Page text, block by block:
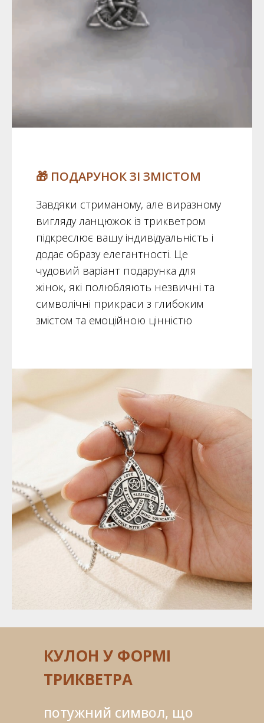
🎁 ПОДАРУНОК ЗІ ЗМІСТОМ
Завдяки стриманому, але виразному
вигляду ланцюжок із трикветром
підкреслює вашу індивідуальність і
додає образу елегантності. Це
чудовий варіант подарунка для
жінок, які полюбляють незвичні та
символічні прикраси з глибоким
змістом та емоційною цінністю
КУЛОН У ФОРМІ
ТРИКВЕТРА
потужний символ, що